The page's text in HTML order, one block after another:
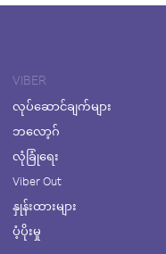
VIBER
လုပ်ဆောင်ချက်များ
ဘလော့ဂ်
လုံခြုံရေး
Viber Out
နှုန်းထားများ
ပံ့ပိုးမှု